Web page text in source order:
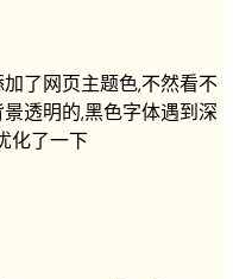
了网页主题色,不然看不
透明的,黑色字体遇到深
化了一下